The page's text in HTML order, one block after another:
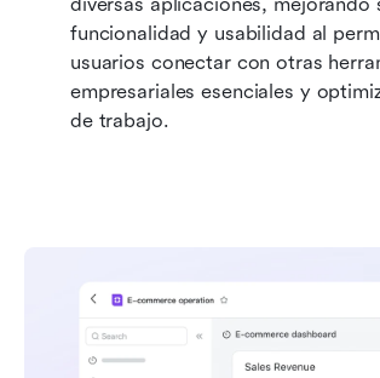
funcionalidad y usabilidad al
usuarios conectar con otras
empresariales esenciales y
de trabajo.